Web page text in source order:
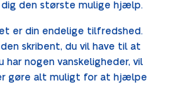
dig den største mulige hjælp.
er din endelige tilfredshed.
skribent, du vil have til at
har nogen vanskeligheder, vil
gøre alt muligt for at hjælpe